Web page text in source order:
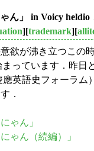
ん」 in Voicy
][trademark][
欲が沸き立つこの
っています．昨日
應英語史フォーラム
．
ゃん」
ゃん（続編）」